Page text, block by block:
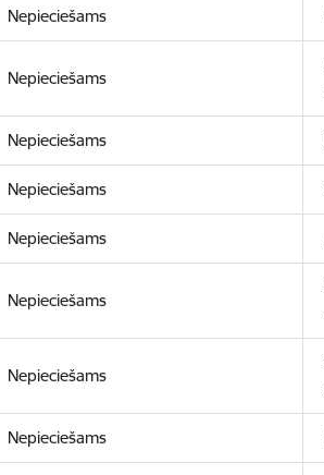
Nepieciešams
Nepieciešams
Nepieciešams
Nepieciešams
Nepieciešams
Nepieciešams
Nepieciešams
Nepieciešams